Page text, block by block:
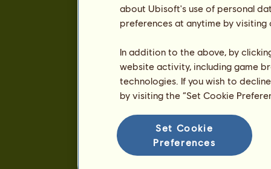
about Ubisoft's use of personal
preferences at anytime by
In addition to the above, by
website activity, including game
technologies. If you wish to
by visiting the “Set Cookie
Set Cookie
Preferences